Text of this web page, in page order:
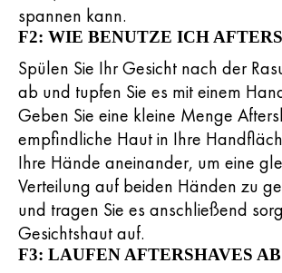
spannen kann.
F2: WIE BENUTZE ICH
Spülen Sie Ihr Gesicht nach der
ab und tupfen Sie es mit einem
Geben Sie eine kleine Menge
empfindliche Haut in Ihre
Ihre Hände aneinander, um eine
Verteilung auf beiden Händen zu
und tragen Sie es anschließend
Gesichtshaut auf.
F3: LAUFEN AFTERSHAVES